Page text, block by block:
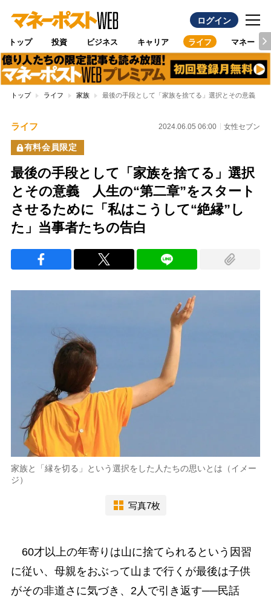
ログイン
トップ 投資 ビジネス キャリア ライフ マネー
トップ ライフ 家族 最後の手段として「家族を捨てる」選択とその意義 人
ライフ 2024.06.05 06:00 女性セブン
有料会員限定
最後の手段として「家族を捨てる」選択
とその意義 人生の“第二章”をスタート
させるために「私はこうして“絶縁”し
た」当事者たちの告白
家族と「縁を切る」という選択をした人たちの思いとは（イメー
ジ）
写真7枚
60才以上の年寄りは山に捨てられるという因習
に従い、母親をおぶって山まで行くが最後は子供
がその非道さに気づき、2人で引き返す──民話